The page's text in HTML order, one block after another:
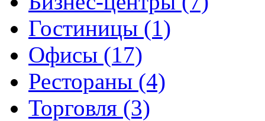
Гостиницы (1)
Офисы (17)
Рестораны (4)
Торговля (3)